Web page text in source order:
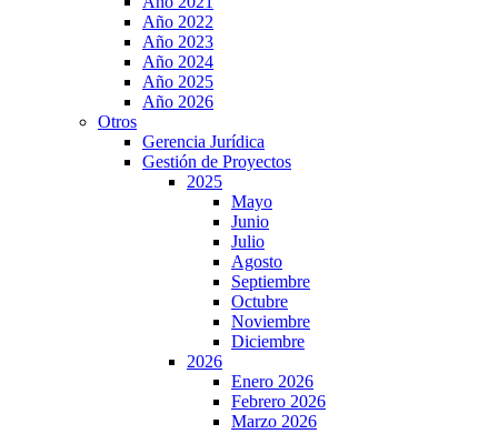
Año 2022
Año 2023
Año 2024
Año 2025
Año 2026
Otros
Gerencia Jurídica
Gestión de Proyectos
2025
Mayo
Junio
Julio
Agosto
Septiembre
Octubre
Noviembre
Diciembre
2026
Enero 2026
Febrero 2026
Marzo 2026